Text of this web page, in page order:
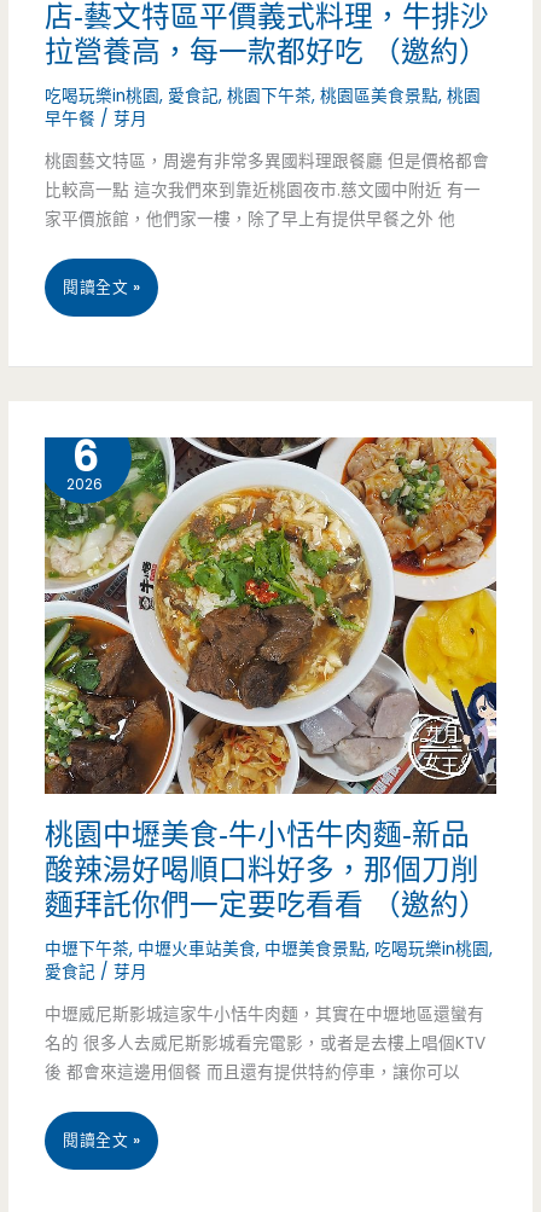
糕.MAMA
麵
都
很
有
特
色
店-藝文特區平價義式料理，牛排沙
拉營養高，每一款都好吃 （邀約）
吃喝玩樂in桃園, 愛食記,桃園下午茶,桃園區美食景點,桃園
早午餐 /芽月
桃園藝文特區，周邊有非常多異國料理跟餐廳 但是價格都會
比較高一點 這次我們來到靠近桃園夜市.慈文國中附近 有一
家平價旅館，他們家一樓，除了早上有提供早餐之外 他
桃
Pasta
義
品
桃
園
中
正
店-
藝
文
區
平
價
義
閱讀全文 »
6
2026
桃園中壢美食-牛小恬牛肉麵-新品
酸辣湯好喝順口料好多，那個刀削
麵拜託你們一定要吃看看 （邀約）
中壢下午茶, 中壢火車站美食, 中壢美食景點, 吃喝玩樂in桃園,
愛食記 /芽月
中壢威尼斯影城這家牛小恬牛肉麵，其實在中壢地區還蠻有
名的 很多人去威尼斯影城看完電影，或者是去樓上唱個KTV
後 都會來這邊用個餐 而且還有提供特約停車，讓你可以
桃
閱讀全文 »